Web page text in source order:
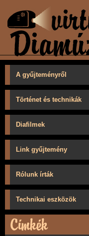
A gyűjteményről
Történet és technikák
Diafilmek
Link gyűjtemény
Rólunk írták
Technikai eszközök